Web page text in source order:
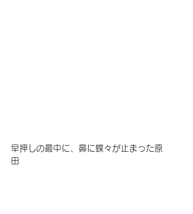
早押しの最中に、鼻に蝶々が止まった原
田